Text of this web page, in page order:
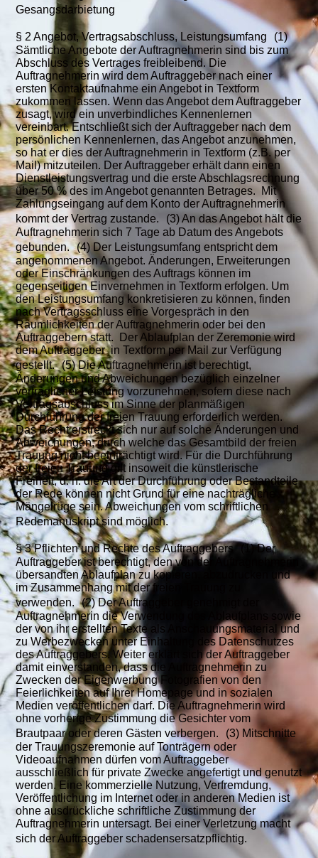
Gesangsdarbietung
§ 2 Angebot, Vertragsabschluss, Leistungsumfang (1)
Sämtliche Angebote der Auftragnehmerin sind bis zum
Abschluss des Vertrages freibleibend. Die
Auftragnehmerin wird dem Auftraggeber nach einer
ersten Kontaktaufnahme ein Angebot in Textform
zukommen lassen. Wenn das Angebot dem Auftraggeber
zusagt, wird ein unverbindliches Kennenlernen
vereinbart. Entschließt sich der Auftraggeber nach dem
persönlichen Kennenlernen, das Angebot anzunehmen,
so hat er dies der Auftragnehmerin in Textform (z.B. per
Mail) mitzuteilen. Der Auftraggeber erhält dann einen
Dienstleistungsvertrag und die erste Abschlagsrechnung
über 50 % des im Angebot genannten Betrages. Mit
Zahlungseingang auf dem Konto der Auftragnehmerin
kommt der Vertrag zustande. (3) An das Angebot hält die
Auftragnehmerin sich 7 Tage ab Datum des Angebots
gebunden. (4) Der Leistungsumfang entspricht dem
angenommenen Angebot. Änderungen, Erweiterungen
oder Einschränkungen des Auftrags können im
gegenseitigen Einvernehmen in Textform erfolgen. Um
den Leistungsumfang konkretisieren zu können, finden
nach Vertragsschluss eine Vorgespräch in den
Räumlichkeiten der Auftragnehmerin oder bei den
Auftraggebern statt. Der Ablaufplan der Zeremonie wird
dem Auftraggeber in Textform per Mail zur Verfügung
gestellt. (5) Die Auftragnehmerin ist berechtigt,
Änderungen und Abweichungen bezüglich einzelner
vertraglicher Leistung vorzunehmen, sofern diese nach
Vertragsabschluss im Sinne der planmäßigen
Durchführung der freien Trauung erforderlich werden.
Das Recht erstreckt sich nur auf solche Änderungen und
Abweichungen, durch welche das Gesamtbild der freien
Trauung nicht beeinträchtigt wird. Für die Durchführung
der freien Trauung gilt insoweit die künstlerische
Freiheit, d. h. die Art der Durchführung oder Bestandteile
der Rede können nicht Grund für eine nachträgliche
Mängelrüge sein. Abweichungen vom schriftlichen
Redemanuskript sind möglich.
§ 3 Pflichten und Rechte des Auftraggebers (1) Der
Auftraggeber ist berechtigt, den von der Auftragnehmerin
übersandten Ablaufplan zu kopieren, abzudrucken und
im Zusammenhang mit der freien Trauung zu
verwenden. (2) Der Auftraggeber genehmigt der
Auftragnehmerin die Verwendung des Ablaufplans sowie
der von ihr erstellten Texte als Anschauungsmaterial und
zu Werbezwecken unter Einhaltung des Datenschutzes
des Auftraggebers. Weiter erklärt sich der Auftraggeber
damit einverstanden, dass die Auftragnehmerin zu
Zwecken der Eigenwerbung Fotografien von den
Feierlichkeiten auf Ihrer Homepage und in sozialen
Medien veröffentlichen darf. Die Auftragnehmerin wird
ohne vorherige Zustimmung die Gesichter vom
Brautpaar oder deren Gästen verbergen. (3) Mitschnitte
der Trauungszeremonie auf Tonträgern oder
Videoaufnahmen dürfen vom Auftraggeber
ausschließlich für private Zwecke angefertigt und genutzt
werden. Eine kommerzielle Nutzung, Verfremdung,
Veröffentlichung im Internet oder in anderen Medien ist
ohne ausdrückliche schriftliche Zustimmung der
Auftragnehmerin untersagt. Bei einer Verletzung macht
sich der Auftraggeber schadensersatzpflichtig.